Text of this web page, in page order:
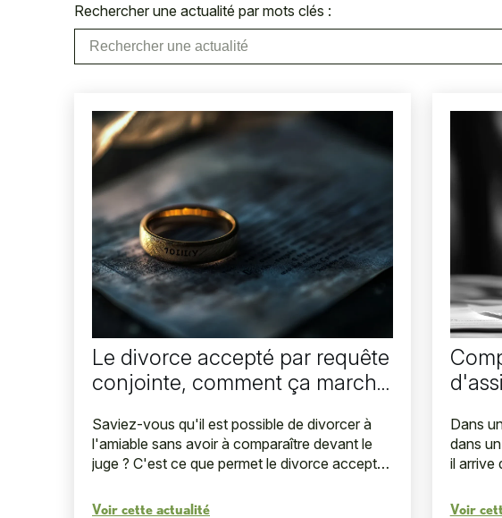
Rechercher une actualité par mots clés :
Le divorce accepté par requête
conjointe, comment ça marche
Saviez-vous qu'il est possible de divorcer à
l'amiable sans avoir à comparaître devant le
juge ? C'est ce que permet le divorce accepté
divorcer de ...
Voir cette actualité
Dans
dans
il arrive
Voir